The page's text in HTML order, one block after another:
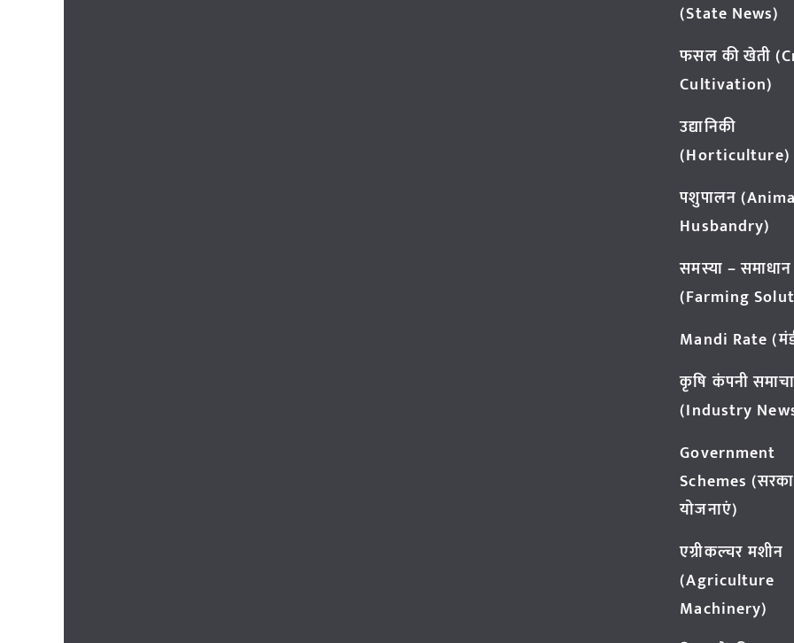
(State News)
फसल की खेती
Cultivation)
उद्यानिकी
(Horticulture)
पशुपालन
Husbandry)
समस्या – समाधान
(Farming
Mandi Rate
कृषि कंपनी
(Industry
Government
Schemes
योजनाएं)
एग्रीकल्चर मशीन
(Agriculture
Machinery)